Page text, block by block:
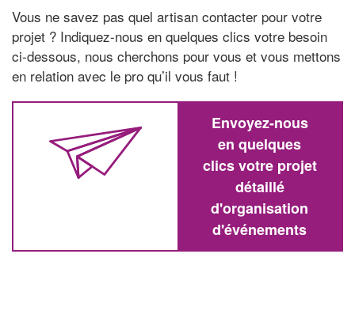
Vous ne savez pas quel artisan contacter pour votre
projet ? Indiquez-nous en quelques clics votre besoin
ci-dessous, nous cherchons pour vous et vous mettons
en relation avec le pro qu’il vous faut !
Envoyez-nous
en quelques
clics votre projet
détaillé
d'organisation
d'événements